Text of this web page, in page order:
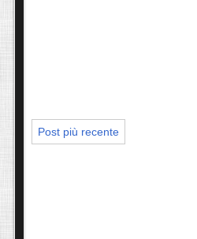
Post più recente